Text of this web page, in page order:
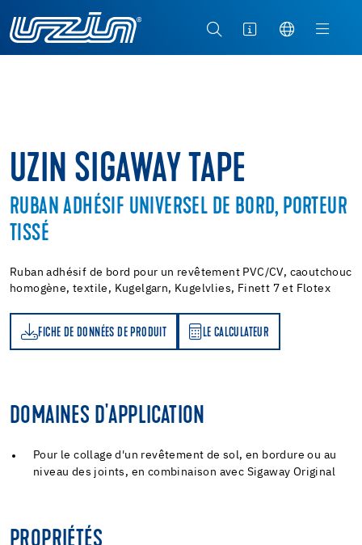
UZIN SIGAWAY TAPE
RUBAN ADHÉSIF UNIVERSEL DE BORD, PORTEUR
TISSÉ
Ruban adhésif de bord pour un revêtement PVC/CV, caoutchouc
homogène, textile, Kugelgarn, Kugelvlies, Finett 7 et Flotex
FICHE DE DONNÉES DE PRODUIT LE CALCULATEUR
LE CALCULATEUR
DOMAINES D'APPLICATION
Pour le collage d'un revêtement de sol, en bordure ou au
niveau des joints, en combinaison avec Sigaway Original